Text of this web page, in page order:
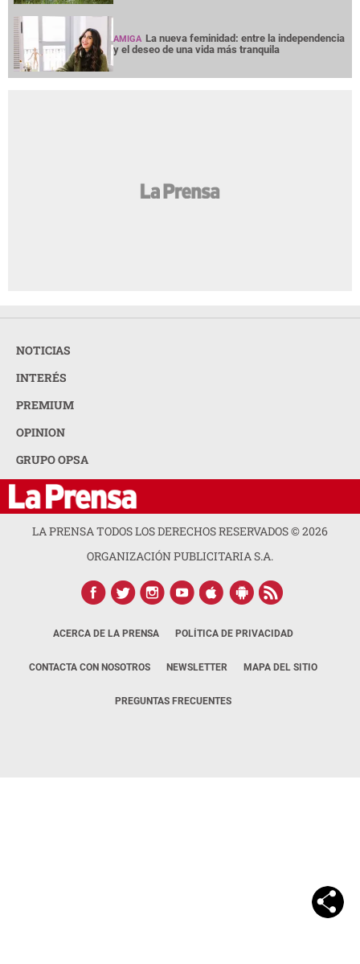
AMIGA La nueva feminidad: entre la independencia
y el deseo de una vida más tranquila
NOTICIAS
INTERÉS
PREMIUM
OPINION
GRUPO OPSA
LA PRENSA TODOS LOS DERECHOS RESERVADOS ©2026
ORGANIZACIÓN PUBLICITARIA S.A.
ACERCA DE LA PRENSA POLÍTICA DE PRIVACIDAD
CONTACTA CON NOSOTROS NEWSLETTER MAPA DEL SITIO
PREGUNTAS FRECUENTES